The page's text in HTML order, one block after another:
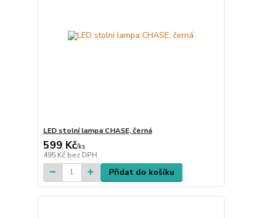
LED stolní lampa CHASE, černá
599 Kč/ks
495 Kč bez DPH
Přidat do košíku